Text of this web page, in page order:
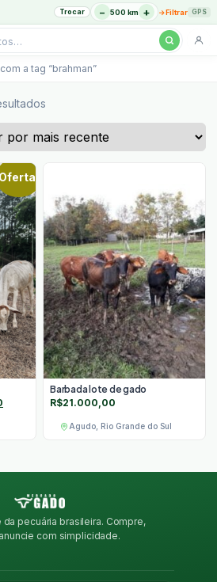
Trocar − 500 km + →Filtrar GPS
a tag “brahman”
mais
recente
Oferta!
Barbada lote de gado
R$21.000,00
Agudo, Rio Grande do Sul
da pecuária brasileira. Compre,
com simplicidade.